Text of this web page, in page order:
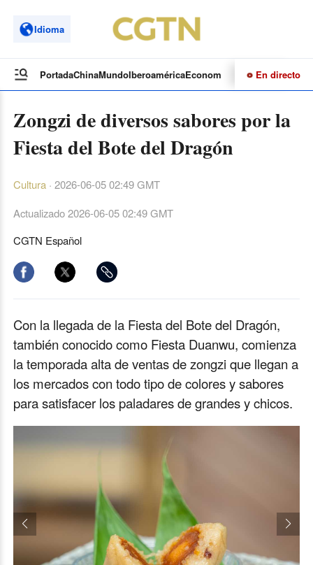
Idioma
PortadaChinaMundoIberoaméricaEconomía CulturaDeportes
En directo
Zongzi de diversos sabores por la
Fiesta del Bote del Dragón
Cultura· 2026-06-05 02:49 GMT
Actualizado2026-06-05 02:49 GMT
CGTN Español
Con la llegada de la Fiesta del Bote del Dragón,
también conocido como Fiesta Duanwu, comienza
la temporada alta de ventas de zongzi que llegan a
los mercados con todo tipo de colores y sabores
para satisfacer los paladares de grandes y chicos.